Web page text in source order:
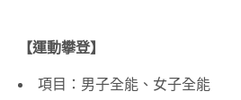
【運動攀登】
項目：男子全能、女子全能